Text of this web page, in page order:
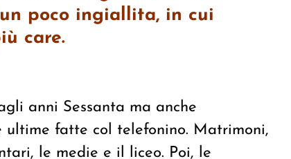
poco ingiallita, in cui
care.
anni Sessanta ma anche
fatte col telefonino. Matrimoni,
le medie e il liceo. Poi, le